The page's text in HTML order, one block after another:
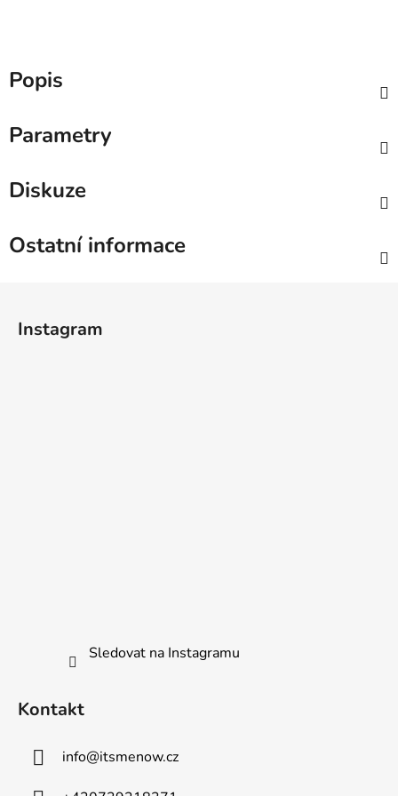
Popis
Parametry
Diskuze
Ostatní informace
Instagram
Sledovat na Instagramu
Kontakt
info@itsmenow.cz